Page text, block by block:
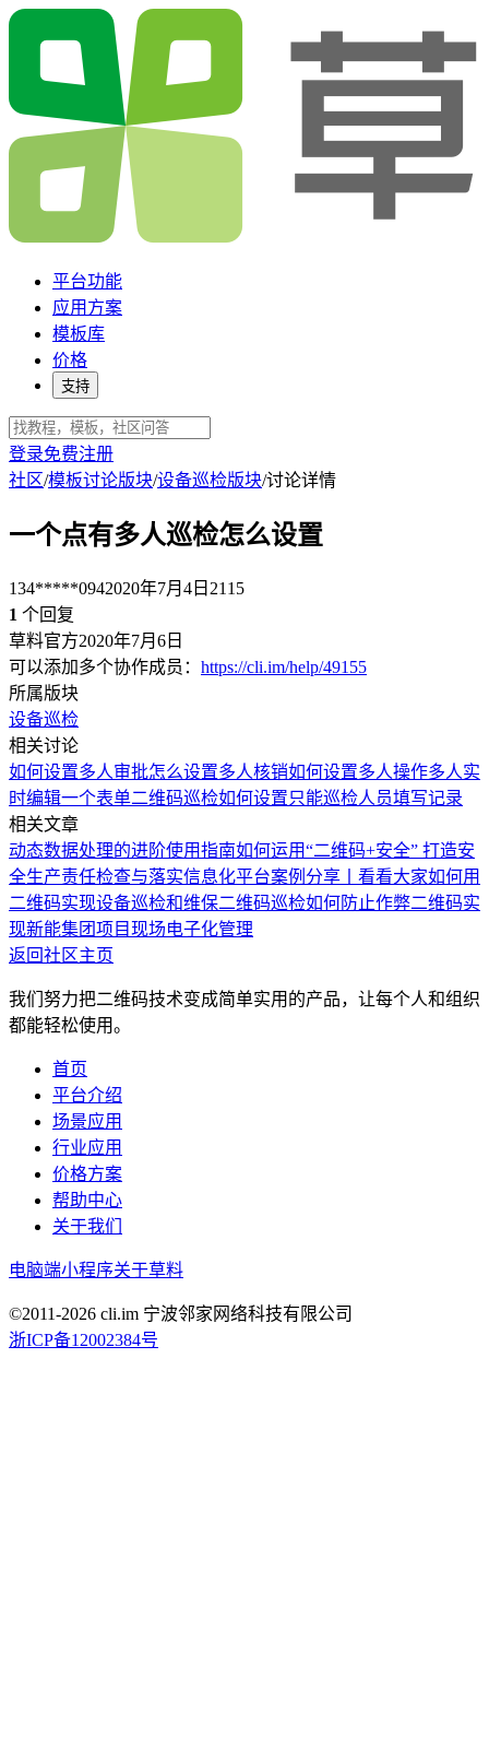
平台功能
应用方案
模板库
价格
支持
登录免费注册
社区/模板讨论版块/设备巡检版块/讨论详情
一个点有多人巡检怎么设置
134*****0942020年7月4日 2115
1 个回复
草料官方2020年7月6日
可以添加多个协作成员： https://cli.im/help/49155
所属版块
设备巡检
相关讨论
如何设置多人审批怎么设置多人核销如何设置多人操作多人实
时编辑一个表单二维码巡检如何设置只能巡检人员填写记录
相关文章
动态数据处理的进阶使用指南如何运用“二维码+安全” 打造安
全生产责任检查与落实信息化平台案例分享丨看看大家如何用
二维码实现设备巡检和维保二维码巡检如何防止作弊二维码实
现新能集团项目现场电子化管理
返回社区主页
我们努力把二维码技术变成简单实用的产品，让每个人和组织
都能轻松使用。
首页
平台介绍
场景应用
行业应用
价格方案
帮助中心
关于我们
电脑端小程序关于草料
©2011-2026 cli.im 宁波邻家网络科技有限公司
浙ICP备12002384号